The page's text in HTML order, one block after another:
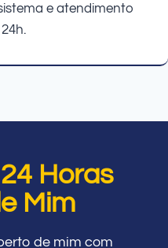
e atendimento
Horas
Mim
de mim com